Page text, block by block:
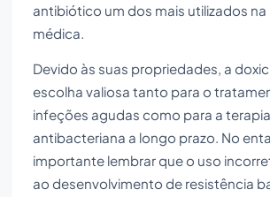
antibiótico um dos mais utilizados
médica.
Devido às suas propriedades, a
escolha valiosa tanto para o
infeções agudas como para a terapia
antibacteriana a longo prazo. No
importante lembrar que o uso
ao desenvolvimento de resistência